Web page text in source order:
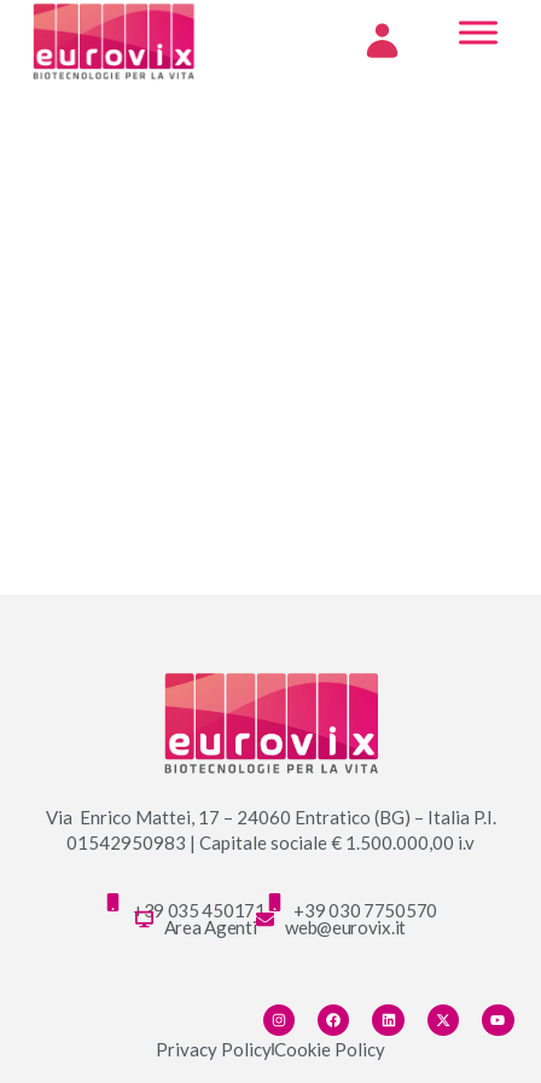
Via Enrico Mattei, 17 – 24060 Entratico (BG) – Italia P.I.
01542950983 | Capitale sociale € 1.500.000,00 i.v
+39 035 450171 +39 030 7750570
Area Agenti web@eurovix.it
Privacy PolicyCookie Policy